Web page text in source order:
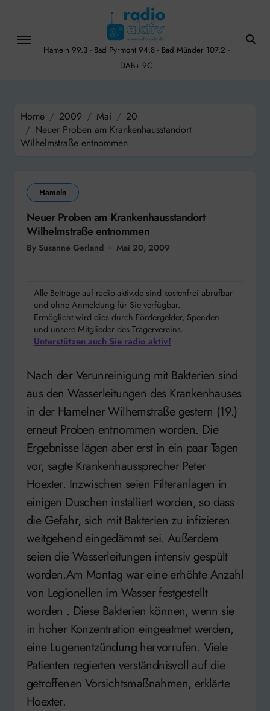
content
Hameln 99.3 - Bad Pyrmont 94.8 - Bad Münder 107.2 -
DAB+ 9C
Home 2009 Mai
20
Neuer Proben am Krankenhausstandort
Wilhelmstraße entnommen
Hameln
Neuer Proben am Krankenhausstandort
Wilhelmstraße entnommen
By Susanne Gerland Mai 20, 2009
Alle Beiträge auf radio-aktiv.de sind kostenfrei abrufbar
und ohne Anmeldung für Sie verfügbar.
Ermöglicht wird dies durch Fördergelder, Spenden
und unsere Mitglieder des Trägervereins.
Unterstützen auch Sie radio aktiv!
Nach der Verunreinigung mit Bakterien sind
aus den Wasserleitungen des Krankenhauses
in der Hamelner Wilhemstraße gestern (19.)
erneut Proben entnommen worden. Die
Ergebnisse lägen aber erst in ein paar Tagen
vor, sagte Krankenhaussprecher Peter
Hoexter. Inzwischen seien Filteranlagen in
einigen Duschen installiert worden, so dass
die Gefahr, sich mit Bakterien zu infizieren
weitgehend eingedämmt sei. Außerdem
seien die Wasserleitungen intensiv gespült
worden.Am Montag war eine erhöhte Anzahl
von Legionellen im Wasser festgestellt
worden . Diese Bakterien können, wenn sie
in hoher Konzentration eingeatmet werden,
eine Lugenentzündung hervorrufen. Viele
Patienten regierten verständnisvoll auf die
getroffenen Vorsichtsmaßnahmen, erklärte
Hoexter.